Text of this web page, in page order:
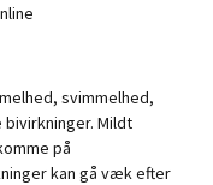
svimmelhed,
Mildt
på
kan gå væk efter